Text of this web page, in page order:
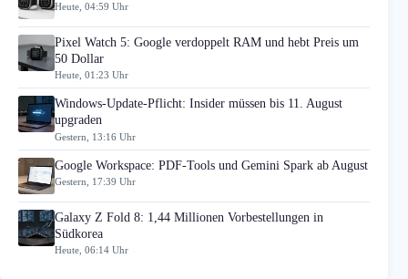
Heute, 04:59 Uhr
Pixel Watch 5: Google verdoppelt RAM und hebt Preis um
50 Dollar
Heute, 01:23 Uhr
Windows-Update-Pflicht: Insider müssen bis 11. August
upgraden
Gestern, 13:16 Uhr
Google Workspace: PDF-Tools und Gemini Spark ab August
Gestern, 17:39 Uhr
Galaxy Z Fold 8: 1,44 Millionen Vorbestellungen in
Südkorea
Heute, 06:14 Uhr